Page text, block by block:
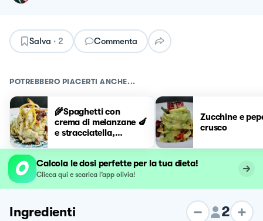
Salva · 2 Commenta
POTREBBERO PIACERTI ANCHE...
🌾Spaghetti con
crema di melanzane 🍆
e stracciatella,
Zucchine e
crusco
Calcola le dosi perfette per la tua dieta!
Clicca qui e scarica l’app olivia!
Ingredienti 2